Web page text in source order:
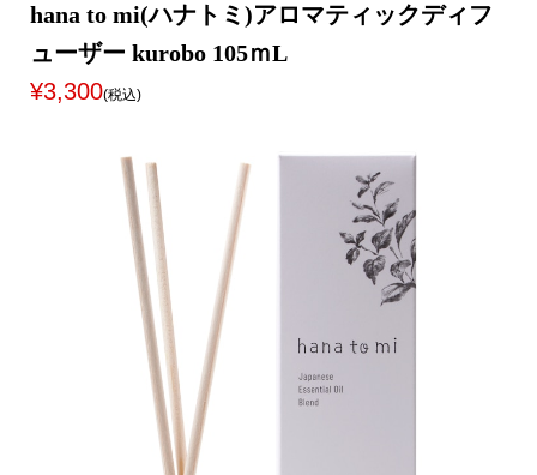
hana to mi(ハナトミ)アロマティックディフ
ューザー kurobo 105ｍL
¥3,300(税込)